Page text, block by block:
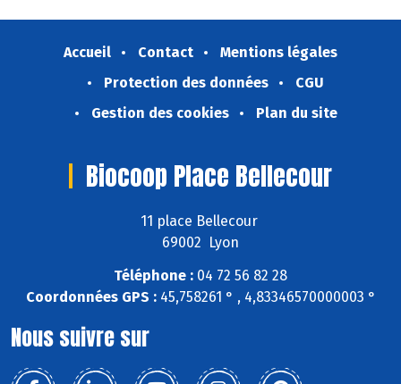
Accueil Contact
Mentions légales
Protection des données
CGU
Gestion des cookies
Plan du site
Biocoop Place Bellecour
11 place Bellecour
69002 Lyon
Téléphone : 04 72 56 82 28
Coordonnées GPS :45,758261 ° , 4,83346570000003 °
Nous suivre sur